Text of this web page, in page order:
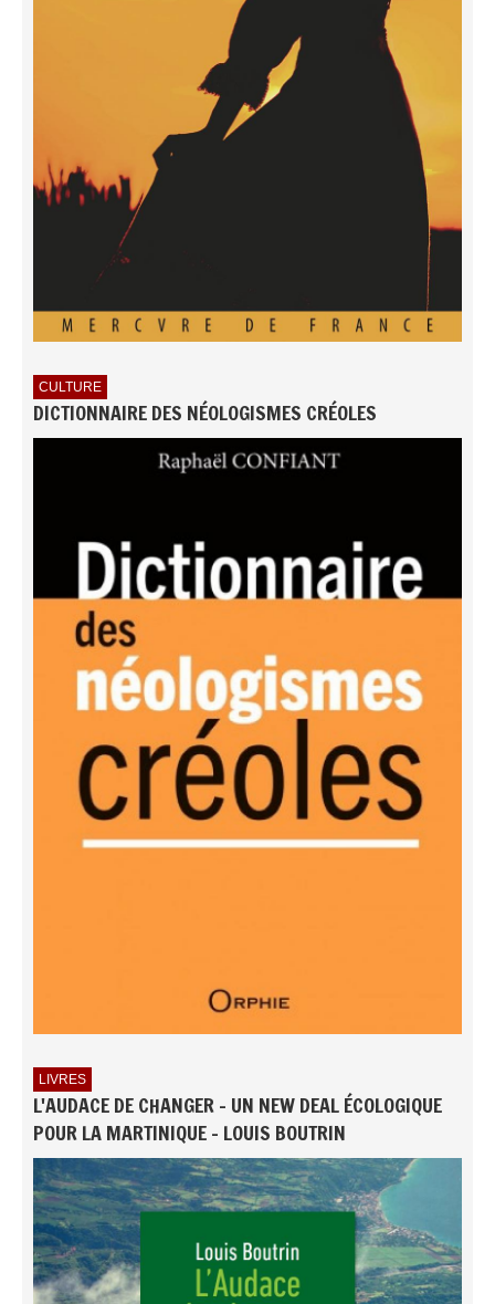
CULTURE
DICTIONNAIRE DES NÉOLOGISMES CRÉOLES
LIVRES
L'AUDACE DE CHANGER - UN NEW DEAL ÉCOLOGIQUE
POUR LA MARTINIQUE - LOUIS BOUTRIN